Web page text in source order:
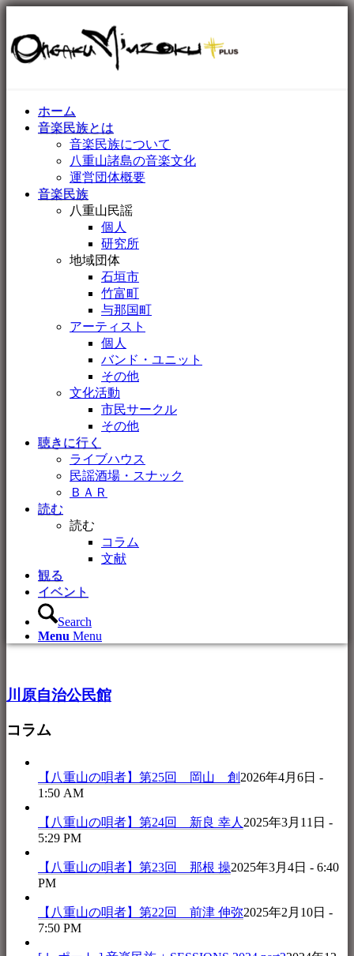
ホーム
音楽民族とは
音楽民族について
八重山諸島の音楽文化
運営団体概要
音楽民族
八重山民謡
個人
研究所
地域団体
石垣市
竹富町
与那国町
アーティスト
個人
バンド・ユニット
その他
文化活動
市民サークル
その他
聴きに行く
ライブハウス
民謡酒場・スナック
ＢＡＲ
読む
読む
コラム
文献
観る
イベント
Search
Menu Menu
川原自治公民館
コラム
【八重山の唄者】第25回 岡山 創 2026年4月6日 -
1:50 AM
【八重山の唄者】第24回 新良 幸人 2025年3月11日 -
5:29 PM
【八重山の唄者】第23回 那根 操2025年3月4日 - 6:40
PM
【八重山の唄者】第22回 前津 伸弥2025年2月10日 -
7:50 PM